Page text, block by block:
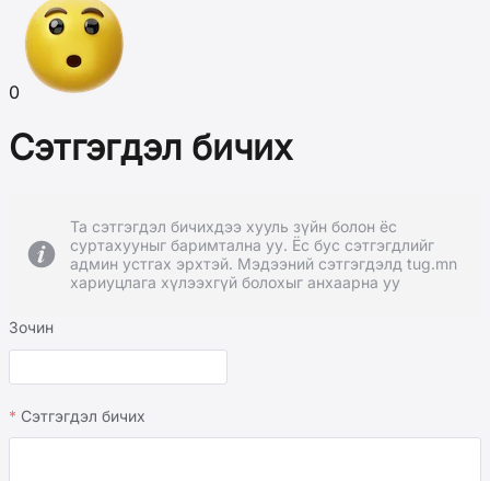
0
Сэтгэгдэл бичих
Та сэтгэгдэл бичихдээ хууль зүйн болон ёс
суртахууныг баримтална уу. Ёс бус сэтгэгдлийг
админ устгах эрхтэй. Мэдээний сэтгэгдэлд tug.mn
хариуцлага хүлээхгүй болохыг анхаарна уу
Зочин
Сэтгэгдэл бичих